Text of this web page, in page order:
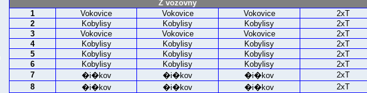
Z vozovny
1
Vokovice Vokovice Vokovice
2xT
2
Kobylisy Kobylisy Kobylisy
2xT
3
Vokovice Vokovice Vokovice
2xT
4
Kobylisy Kobylisy Kobylisy
2xT
5
Kobylisy Kobylisy Kobylisy
2xT
6
Kobylisy Kobylisy Kobylisy
2xT
7
�i�kov �i�kov �i�kov
2xT
8
�i�kov �i�kov �i�kov
2xT